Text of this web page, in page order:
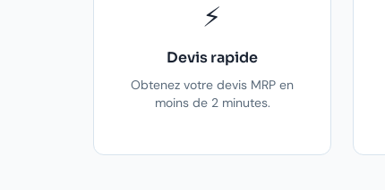
⚡
Devis rapide
Obtenez votre devis MRP en
moins de 2 minutes.